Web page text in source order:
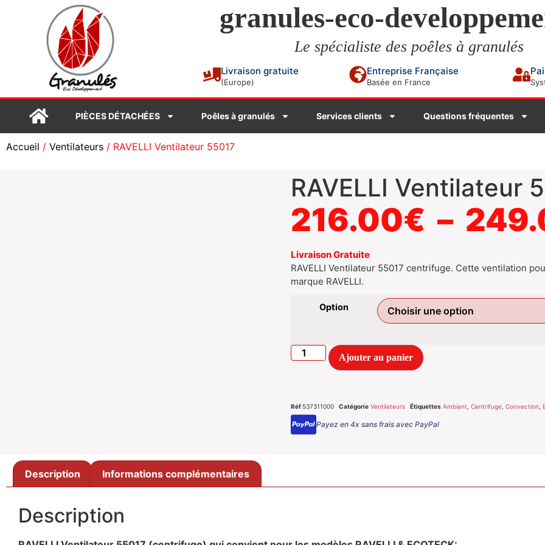
granules-eco-
Le spécialiste des poêles à granulés
Livraison gratuite
(Europe)
Entreprise Française
Basée en France
PIÈCES DÉTACHÉES Poêles à granulés Services clients Questions fréquentes
Accueil / Ventilateurs / RAVELLI Ventilateur 55017
RAVELLI Ventilateur
216.00€ –
Livraison Gratuite
RAVELLI Ventilateur 55017 centrifuge. Cette ventilation
marque RAVELLI.
Option
Ajouter au panier
Réf 537311000 Catégorie Ventilateurs Étiquettes Ambiant Centrifuge Convection
Payez en 4x sans frais avec PayPal
Description Informations complémentaires
Description